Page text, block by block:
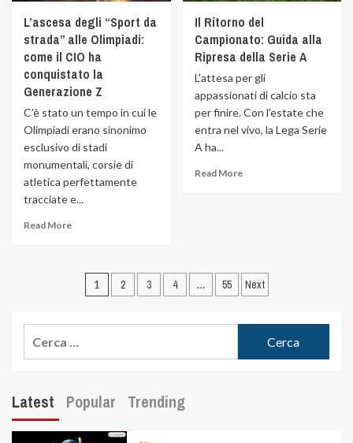
L’ascesa degli “Sport da
strada” alle Olimpiadi:
come il CIO ha
conquistato la
Generazione Z
C’è stato un tempo in cui le
Olimpiadi erano sinonimo
esclusivo di stadi
monumentali, corsie di
atletica perfettamente
tracciate e...
Read More
Il Ritorno del
Campionato: Guida alla
Ripresa della Serie A
L'attesa per gli
appassionati di calcio sta
per finire. Con l'estate che
entra nel vivo, la Lega Serie
A ha...
Read More
1 2 3 4 … 55 Next
Latest Popular Trending